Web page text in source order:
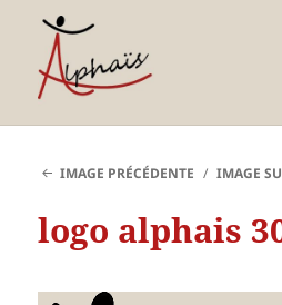
compétences et
orientations
jeunes
IMAGE PRÉCÉDENTE IMAGE
logo alphais